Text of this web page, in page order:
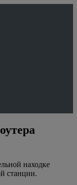
находке
станции.